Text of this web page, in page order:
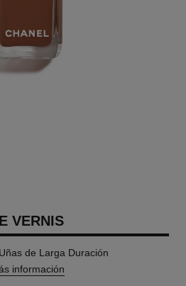
VERNIS
de Larga Duración
información